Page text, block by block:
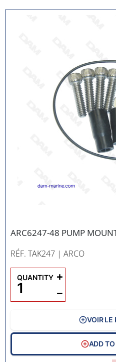
ARC6247-48 PUMP
RÉF. TAK247 | ARCO
QUANTITY
−
+
VOIR LE
ADD